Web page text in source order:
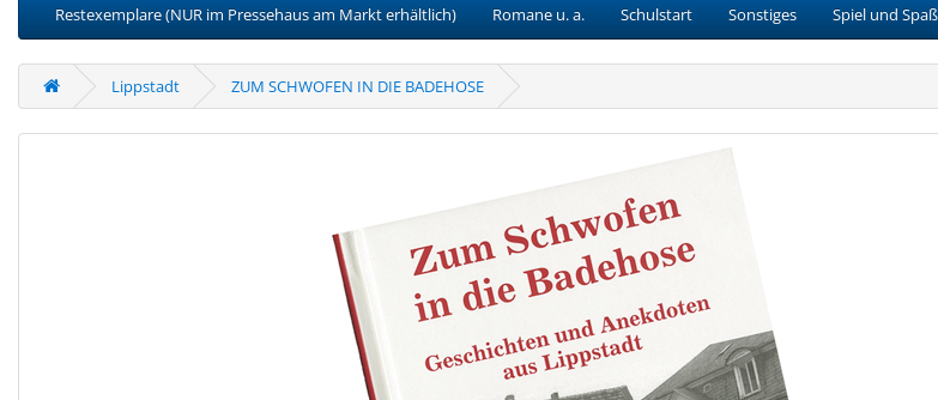
Restexemplare (NUR im Pressehaus am Markt erhältlich) Romane u. a. Schulstart Sonstiges Spiel und Spaß
Lippstadt ZUM SCHWOFEN IN DIE BADEHOSE